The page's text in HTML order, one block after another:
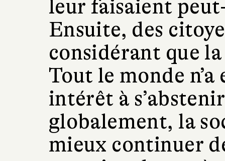
leur faisaient
Ensuite, des
considérant que la
Tout le monde
intérêt à
globalement, la
mieux continuer